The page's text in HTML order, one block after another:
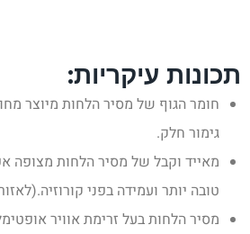
תכונות עיקריות:
חומר הגוף של מסיר הלחות מיוצר
גימור חלק.
מאייד וקבל של מסיר הלחות מצופה
טובה יותר ועמידה בפני
מסיר הלחות בעל זרימת אוויר